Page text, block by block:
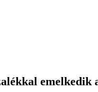
emelkedik